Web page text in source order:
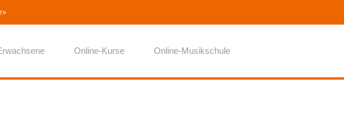
Online-Kurse Online-Musikschule